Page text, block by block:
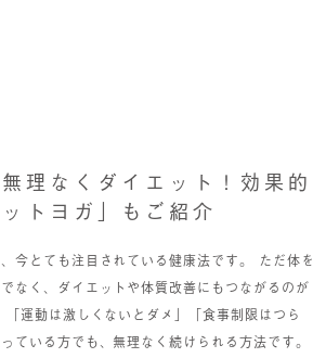
理なくダイエット！効果的
トヨガ」もご紹介
、今とても注目されている健康法です。 ただ体を
なく、ダイエットや体質改善にもつながるのが
「運動は激しくないとダメ」「食事制限はつら
ている方でも、無理なく続けられる方法です。